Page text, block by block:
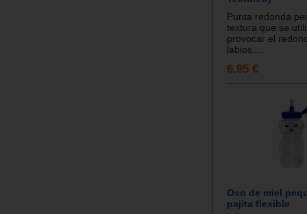
Punta redonda
textura que se
provocar el
labios....
6.95 €
Oso de miel
pajita flexible